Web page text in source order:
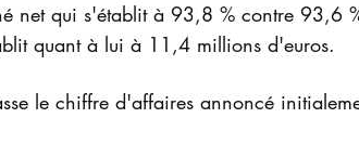
net qui s'établit à 93,8 % contre
quant à lui à 11,4 millions d'euros.
le chiffre d'affaires annoncé